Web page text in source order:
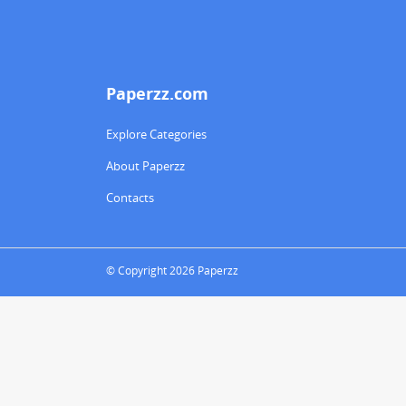
Paperzz.com
Explore Categories
About Paperzz
Contacts
© Copyright 2026 Paperzz